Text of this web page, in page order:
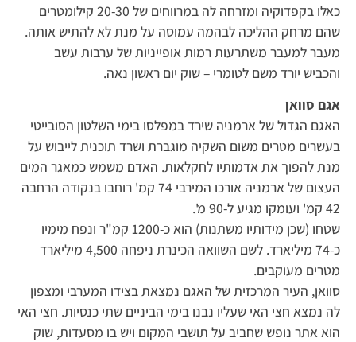
כאלו בקפדוקיה ומזרחה לה במרווחים של 20-30 קילומטרים
שהם מרחק ההליכה לבהמה עמוסה על מנת לא להתיש אותה.
מעבר למעבר משתרעות רמות אופייניות של ערבות עשב
והכביש יורד משם לטומרי – שוק יום ראשון נאה.
אגם סוואן
האגם הגדול של ארמניה שירד במפלסו בימי השלטון הסובייטי
בעשרים מטרים משום השקיה מוגברת ושרד תוכנית לייבוש על
מנת להפוך את אדמותיו לחקלאות. האדם משמש כמאגר המים
העצום של ארמניה אורכו המירבי 74 קמ' רוחבו בנקודה הרחבה
42 קמ' ועומקו מגיע ל-90 מ'.
שטחו (שכן מידותיו משתנות) הוא כ-1200 קמ"ר ונפח מימיו
כ-74 מיליארד. לשם השוואה הכינרת ניפחה 4,500 מיליארד
מטרים מעוקבים.
סוואן, העיר המרכזית של האגם נמצאת בצידו המערבי ומצפון
לה נמצא חצי האי שעליו נבנו בימי הביניים שתי כנסיות. חצי האי
הוא אתר נופש שחביב על תושבי המקום ויש בו מסעדות, שוק